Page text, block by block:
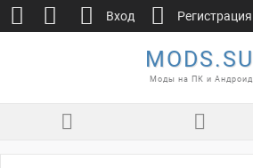
MODS.SU
Моды на ПК и Андроид
Вход Регистрация